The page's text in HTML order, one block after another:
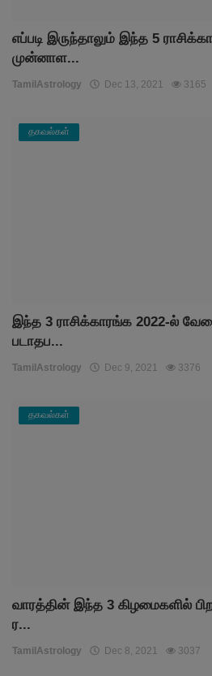
எப்படி இருந்தாலும் இந்த 5
முன்னாள...
TamilAstrology Dec 13, 2021 3165
தகவல்கள்
இந்த 3 ராசிக்காரங்க 2022-ல்
படாதப...
TamilAstrology Dec 9, 2021 3376
தகவல்கள்
வாரத்தின் இந்த 3 கிழமைகளில்
ர...
TamilAstrology Dec 8, 2021 3037